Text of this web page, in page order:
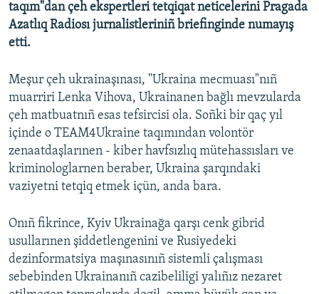
taqım"dan çeh ekspertleri tetqiqat neticelerini Pragada
Azatlıq Radiosı jurnalistleriniñ briefinginde numayış
etti.
Meşur çeh ukrainaşınası, "Ukraina mecmuası"nıñ
muarriri Lenka Vihova, Ukrainanen bağlı mevzularda
çeh matbuatnıñ esas tefsircisi ola. Soñki bir qaç yıl
içinde o TEAM4Ukraine taqımından volontör
zenaatdaşlarınen - kiber havfsızlıq mütehassısları ve
kriminologlarnen beraber, Ukraina şarqındaki
vaziyetni tetqiq etmek içün, anda bara.
Onıñ fikrince, Kyiv Ukrainağa qarşı cenk gibrid
usullarınen şiddetlengenini ve Rusiyedeki
dezinformatsiya maşınasınıñ sistemli çalışması
sebebinden Ukrainanıñ cazibeliligi yalıñız nezaret